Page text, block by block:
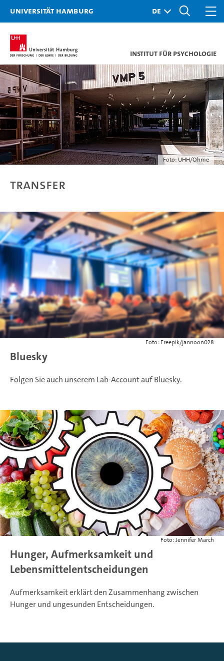
Universität Hamburg
Institut für Psychologie
Foto: UHH/Ohme
Transfer
Foto: Freepik/jannoon028
Bluesky
Folgen Sie auch unserem Lab-Account auf Bluesky.
Foto: Jennifer March
Hunger, Aufmerksamkeit und
Lebensmittelentscheidungen
Aufmerksamkeit erklärt den Zusammenhang zwischen
Hunger und ungesunden Entscheidungen.